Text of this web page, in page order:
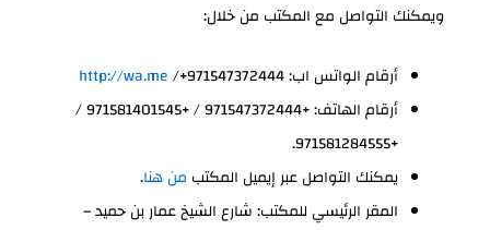
ويمكنك التواصل مع المكتب من خلال:
أرقام الواتس اب: http://wa.me/+971547372444
أرقام الهاتف: +971547372444 / +971581401545 /
+971581284555.
يمكنك التواصل عبر إيميل المكتب من هنا.
المقر الرئيسي للمكتب: شارع الشيخ عمار بن حميد –